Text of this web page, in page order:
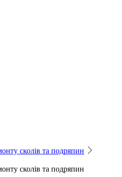
сколів та подряпин
сколів та подряпин